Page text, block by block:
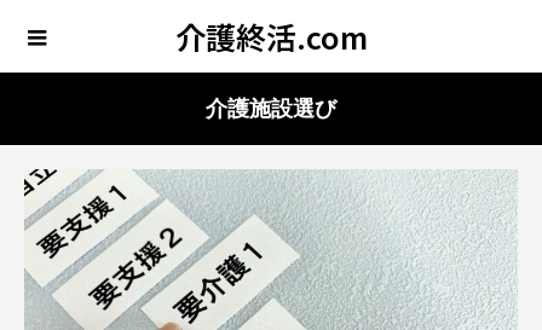
介護終活.com
介護施設選び